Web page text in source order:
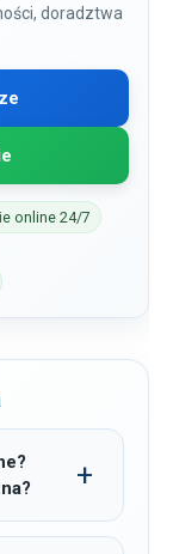
doradztwa
online 24/7